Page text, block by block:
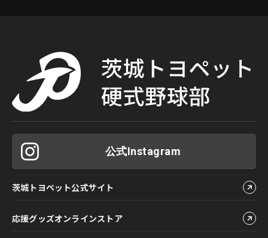
公式Instagram
茨城トヨペット公式サイト
応援グッズオンラインストア